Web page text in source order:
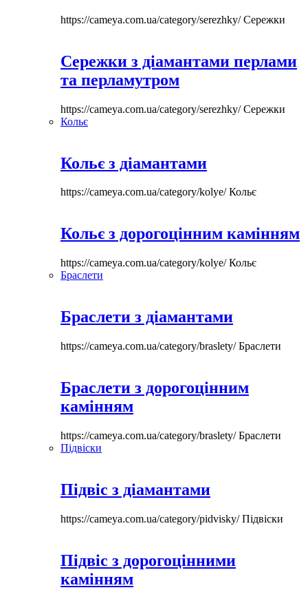
https://cameya.com.ua/category/serezhky/Сережки
Сережки з діамантами перлами
та перламутром
https://cameya.com.ua/category/serezhky/Сережки
Кольє
Кольє з діамантами
https://cameya.com.ua/category/kolye/Кольє
Кольє з дорогоцінним камінням
https://cameya.com.ua/category/kolye/Кольє
Браслети
Браслети з діамантами
https://cameya.com.ua/category/braslety/Браслети
Браслети з дорогоцінним
камінням
https://cameya.com.ua/category/braslety/Браслети
Підвіски
Підвіс з діамантами
https://cameya.com.ua/category/pidvisky/Підвіски
Підвіс з дорогоцінними
камінням